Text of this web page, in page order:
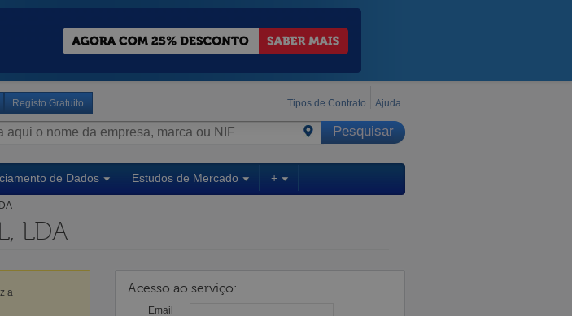
Registo Gratuito Tipos de Contrato Ajuda
de Dados Estudos de Mercado +
LDA
a
Acesso ao serviço:
Email